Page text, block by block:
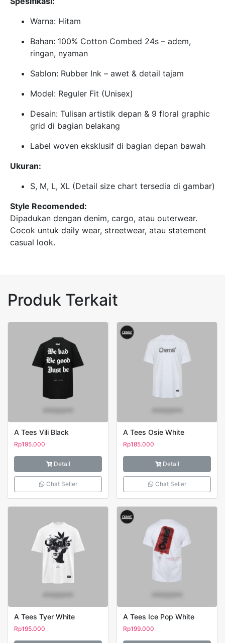
Warna: Hitam
Bahan: 100% Cotton Combed 24s – adem,
ringan, nyaman
Sablon: Rubber Ink – awet & detail tajam
Model: Reguler Fit (Unisex)
Desain: Tulisan artistik depan & 9 floral graphic
grid di bagian belakang
Label woven eksklusif di bagian depan bawah
Ukuran:
S, M, L, XL (Detail size chart tersedia di gambar)
Style Recomended:
Dipadukan dengan denim, cargo, atau outerwear.
Cocok untuk daily wear, streetwear, atau statement
casual look.
Produk Terkait
A Tees Vili Black
Rp195.000
Detail
Chat Seller
A Tees Osie White
Rp185.000
Detail
Chat Seller
A Tees Tyer White
Rp195.000
A Tees Ice Pop White
Rp199.000